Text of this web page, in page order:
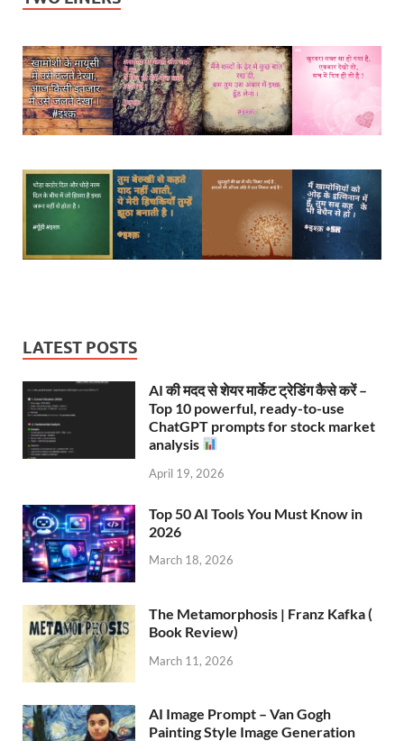
LATEST POSTS
AI की मदद से शेयर मार्केट ट्रेडिंग कैसे करें –
Top 10 powerful, ready-to-use
ChatGPT prompts for stock market
analysis
April 19, 2026
Top 50 AI Tools You Must Know in
2026
March 18, 2026
The Metamorphosis | Franz Kafka (
Book Review)
March 11, 2026
AI Image Prompt – Van Gogh
Painting Style Image Generation